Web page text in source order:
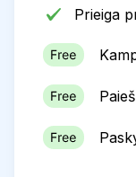
Prieiga